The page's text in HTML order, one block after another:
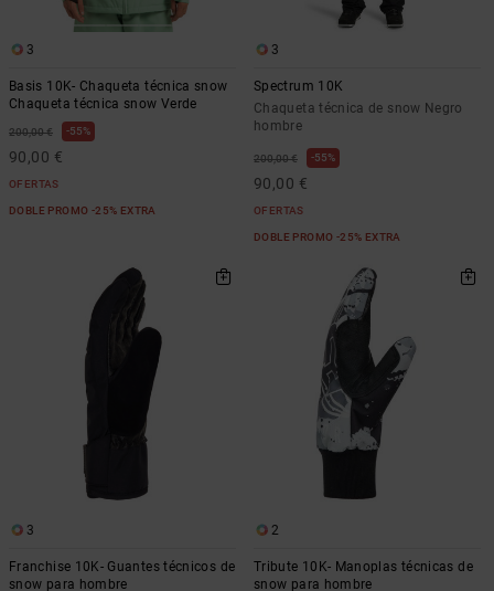
3
Basis 10K- Chaqueta técnica snow
Chaqueta técnica snow Verde
200,00 € 55%
90,00 €
OFERTAS
DOBLE PROMO -25% EXTRA
3
Spectrum 10K
Chaqueta técnica de snow Negro
hombre
200,00 € 55%
90,00 €
OFERTAS
DOBLE PROMO -25% EXTRA
3
Franchise 10K- Guantes técnicos de
snow para hombre
2
Tribute 10K- Manoplas técnicas de
snow para hombre